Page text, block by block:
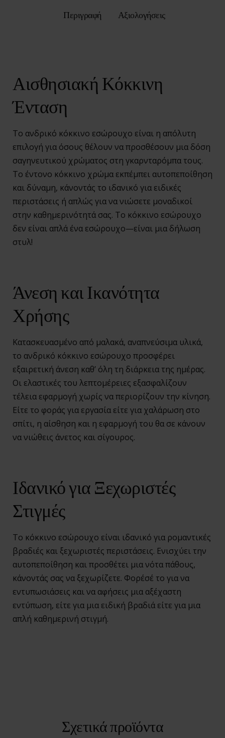
Περιγραφή Αξιολογήσεις
Αισθησιακή Κόκκινη
Ένταση
Το ανδρικό κόκκινο εσώρουχο είναι η απόλυτη
επιλογή για όσους θέλουν να προσθέσουν μια δόση
σαγηνευτικού χρώματος στη γκαρνταρόμπα τους.
Το έντονο κόκκινο χρώμα εκπέμπει αυτοπεποίθηση
και δύναμη, κάνοντάς το ιδανικό για ειδικές
περιστάσεις ή απλώς για να νιώσετε μοναδικοί
στην καθημερινότητά σας. Το κόκκινο εσώρουχο
δεν είναι απλά ένα εσώρουχο—είναι μια δήλωση
στυλ!
Άνεση και Ικανότητα
Χρήσης
Κατασκευασμένο από μαλακά, αναπνεύσιμα υλικά,
το ανδρικό κόκκινο εσώρουχο προσφέρει
εξαιρετική άνεση καθ’ όλη τη διάρκεια της ημέρας.
Οι ελαστικές του λεπτομέρειες εξασφαλίζουν
τέλεια εφαρμογή χωρίς να περιορίζουν την κίνηση.
Είτε το φοράς για εργασία είτε για χαλάρωση στο
σπίτι, η αίσθηση και η εφαρμογή του θα σε κάνουν
να νιώθεις άνετος και σίγουρος.
Ιδανικό για Ξεχωριστές
Στιγμές
Το κόκκινο εσώρουχο είναι ιδανικό για ρομαντικές
βραδιές και ξεχωριστές περιστάσεις. Ενισχύει την
αυτοπεποίθηση και προσθέτει μια νότα πάθους,
κάνοντάς σας να ξεχωρίζετε. Φορέσέ το για να
εντυπωσιάσεις και να αφήσεις μια αξέχαστη
εντύπωση, είτε για μια ειδική βραδιά είτε για μια
απλή καθημερινή στιγμή.
Σχετικά προϊόντα